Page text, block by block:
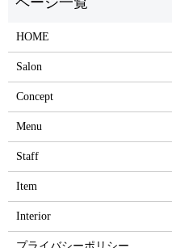
HOME
Salon
Concept
Menu
Staff
Item
Interior